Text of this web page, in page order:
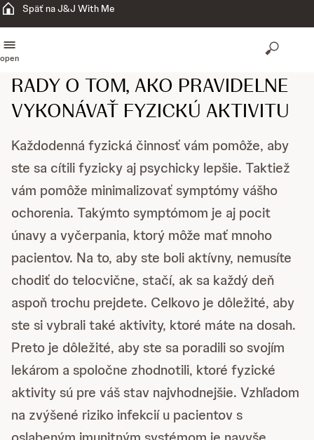
Späť na J&J With Me
open
RADY O TOM, AKO PRAVIDELNE
VYKONÁVAŤ FYZICKÚ AKTIVITU
Každodenná fyzická činnosť vám pomôže, aby
ste sa cítili fyzicky aj psychicky lepšie. Taktiež
vám pomôže minimalizovať symptómy vášho
ochorenia. Takýmto symptómom je aj pocit
únavy a vyčerpania, ktorý môže mať mnoho
pacientov. Na to, aby ste boli aktívny, nemusíte
chodiť do telocvične, stačí, ak sa každý deň
aspoň trochu prejdete. Celkovo je dôležité, aby
ste si vybrali také aktivity, ktoré máte na dosah.
Preto je dôležité, aby ste sa poradili so svojím
lekárom a spoločne zhodnotili, ktoré fyzické
aktivity sú pre váš stav najvhodnejšie. Vzhľadom
na zvýšené riziko infekcií u pacientov s